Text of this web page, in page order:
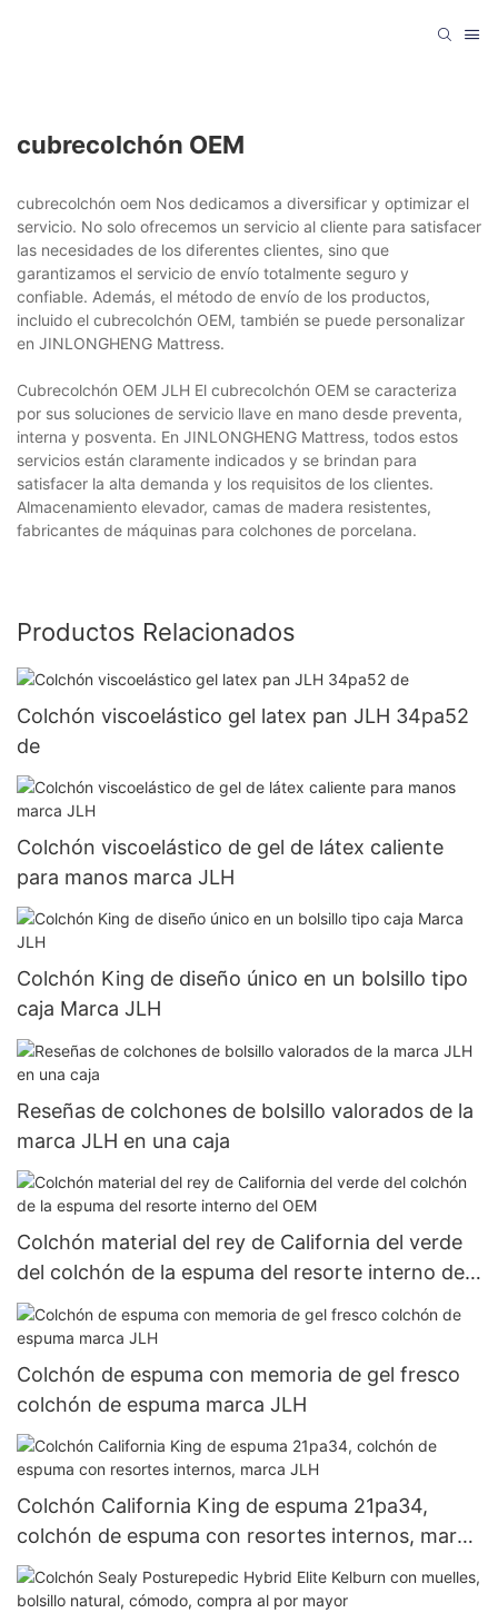
cubrecolchón OEM
cubrecolchón oem Nos dedicamos a diversificar y optimizar el
servicio. No solo ofrecemos un servicio al cliente para satisfacer
las necesidades de los diferentes clientes, sino que
garantizamos el servicio de envío totalmente seguro y
confiable. Además, el método de envío de los productos,
incluido el cubrecolchón OEM, también se puede personalizar
en JINLONGHENG Mattress.
Cubrecolchón OEM JLH El cubrecolchón OEM se caracteriza
por sus soluciones de servicio llave en mano desde preventa,
interna y posventa. En JINLONGHENG Mattress, todos estos
servicios están claramente indicados y se brindan para
satisfacer la alta demanda y los requisitos de los clientes.
Almacenamiento elevador, camas de madera resistentes,
fabricantes de máquinas para colchones de porcelana.
Productos Relacionados
Colchón viscoelástico gel latex pan JLH 34pa52
de
Colchón viscoelástico de gel de látex caliente
para manos marca JLH
Colchón King de diseño único en un bolsillo tipo
caja Marca JLH
Reseñas de colchones de bolsillo valorados de la
marca JLH en una caja
Colchón material del rey de California del verde
del colchón de la espuma del resorte interno del
OEM
Colchón de espuma con memoria de gel fresco
colchón de espuma marca JLH
Colchón California King de espuma 21pa34,
colchón de espuma con resortes internos, marca
JLH